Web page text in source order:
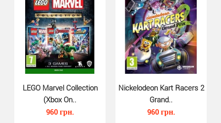
LEGO Marvel Avengers (Xbox One,..
LEGO Marvel Collection
(Xbox On..
960 грн.
Nickelodeon Kart Racers 2
Grand..
960 грн.